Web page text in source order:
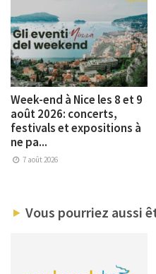
Week-end à Nice les 8 et 9
août 2026: concerts,
festivals et expositions à
ne pa...
7 août 2026
Vous pourriez aussi